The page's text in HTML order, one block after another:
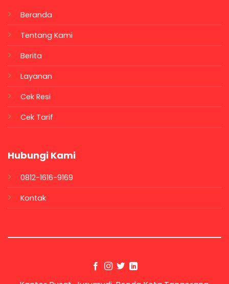
Beranda
Tentang Kami
Berita
Layanan
Cek Resi
Cek Tarif
Hubungi Kami
0812-1616-9169
Kontak